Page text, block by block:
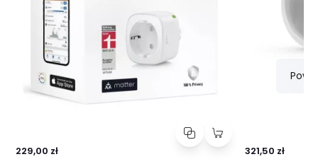
229,00 zł 321,50 zł